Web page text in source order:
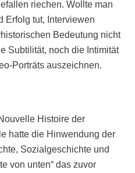
riechen. Wollte man
Erfolg tut, Interviewen
Bedeutung nicht
Subtilität, noch die Intimität
Porträts auszeichnen.
Histoire der
hatte die Hinwendung der
Sozialgeschichte und
von unten“ das zuvor